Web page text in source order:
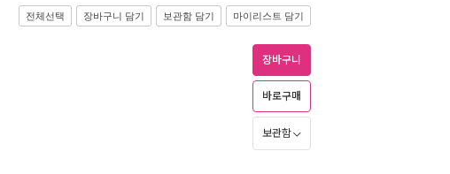
전체선택 장바구니 담기 보관함 담기 마이리스트 담기
장바구니
바로구매
보관함